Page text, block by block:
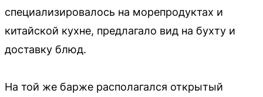
специализировалось на морепродуктах и
китайской кухне, предлагало вид на бухту и
доставку блюд.
На той же барже располагался открытый